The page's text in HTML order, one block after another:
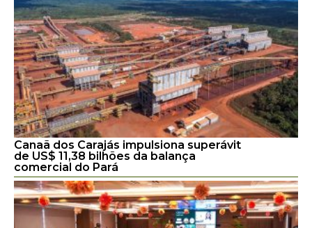
Canaã dos Carajás impulsiona superávit
de US$ 11,38 bilhões da balança
comercial do Pará